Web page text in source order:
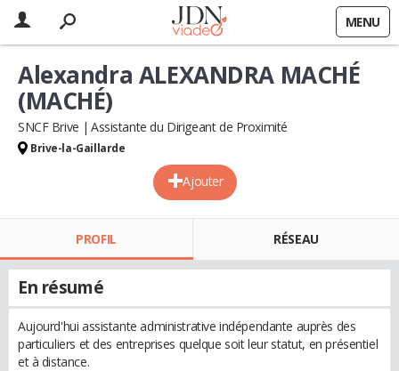
MENU
Ajouter
Alexandra ALEXANDRA MACHÉ
(MACHÉ)
SNCF Brive Assistante du Dirigeant de Proximité
Brive-la-Gaillarde
PROFIL RÉSEAU
En résumé
Aujourd'hui assistante administrative indépendante auprès des
particuliers et des entreprises quelque soit leur statut, en présentiel
et à distance.